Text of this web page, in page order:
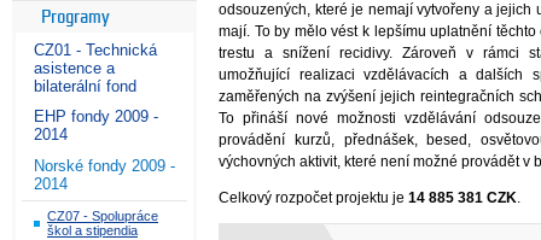
Programy
CZ01 - Technická
asistence a
bilaterální fond
EHP fondy 2009 -
2014
Norské fondy 2009 -
2014
CZ07 - Spolupráce
škol a stipendia
odsouzených, které je nemají vytvořeny a
mají. To by mělo vést k lepšímu uplatnění
trestu a snížení recidivy. Zároveň v rámci
umožňující realizaci vzdělávacích a dalších
zaměřených na zvýšení jejich reintegračních
To přináší nové možnosti vzdělávání
provádění kurzů, přednášek, besed,
výchovných aktivit, které není možné provádět v
Celkový rozpočet projektu je14 885 381 CZK.